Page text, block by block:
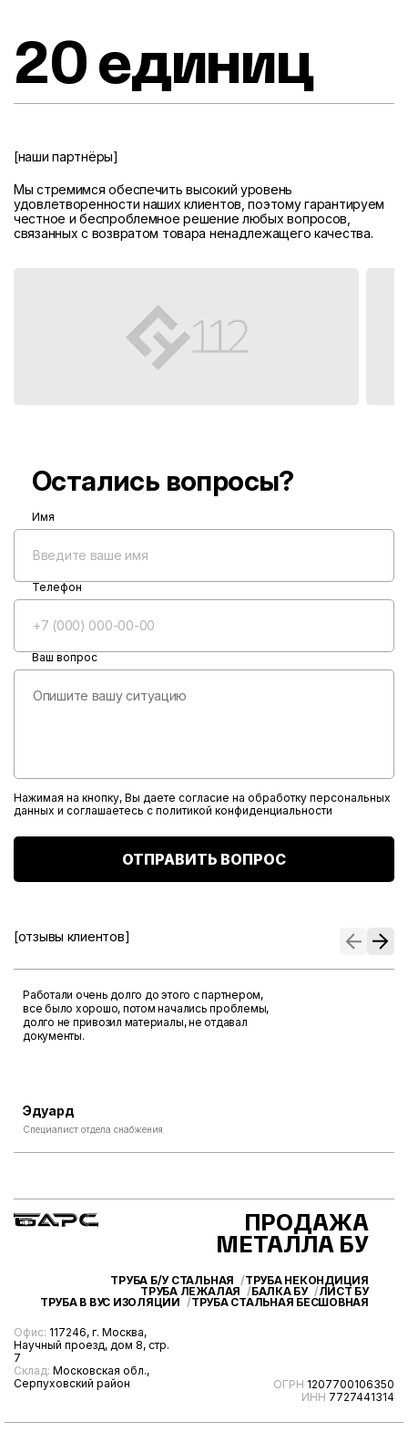
20 единиц
[наши партнёры]
Мы стремимся обеспечить высокий уровень
удовлетворенности наших клиентов, поэтому гарантируем
честное и беспроблемное решение любых вопросов,
связанных с возвратом товара ненадлежащего качества.
Остались вопросы?
Имя
Телефон
Ваш вопрос
Нажимая на кнопку, Вы даете согласие на обработку персональных
данных и соглашаетесь с политикой конфиденциальности
ОТПРАВИТЬ ВОПРОС
[отзывы клиентов]
Работали очень долго до этого с партнером,
все было хорошо, потом начались проблемы,
долго не привозил материалы, не отдавал
документы.
Эдуард
Специалист отдела снабжения
Офис: 117246, г. Москва,
Научный проезд, дом 8, стр.
7
Склад: Московская обл.,
Серпуховский район
ОГРН 1207700106350
ИНН 7727441314
ПРОДАЖА
МЕТАЛЛА БУ
ТРУБА Б/У СТАЛЬНАЯ
ТРУБА НЕКОНДИЦИЯ
ТРУБА ЛЕЖАЛАЯ
БАЛКА БУ
ЛИСТ БУ
ТРУБА В ВУС ИЗОЛЯЦИИ
ТРУБА СТАЛЬНАЯ БЕСШОВНАЯ